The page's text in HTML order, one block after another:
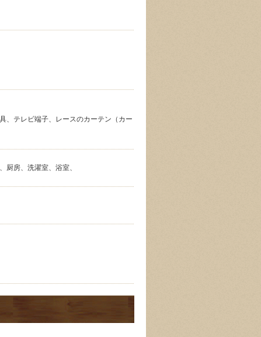
、テレビ端子、レースのカーテン（カー
厨房、洗濯室、浴室、